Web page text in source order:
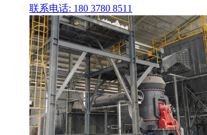
联系电话: 180 3780 8511